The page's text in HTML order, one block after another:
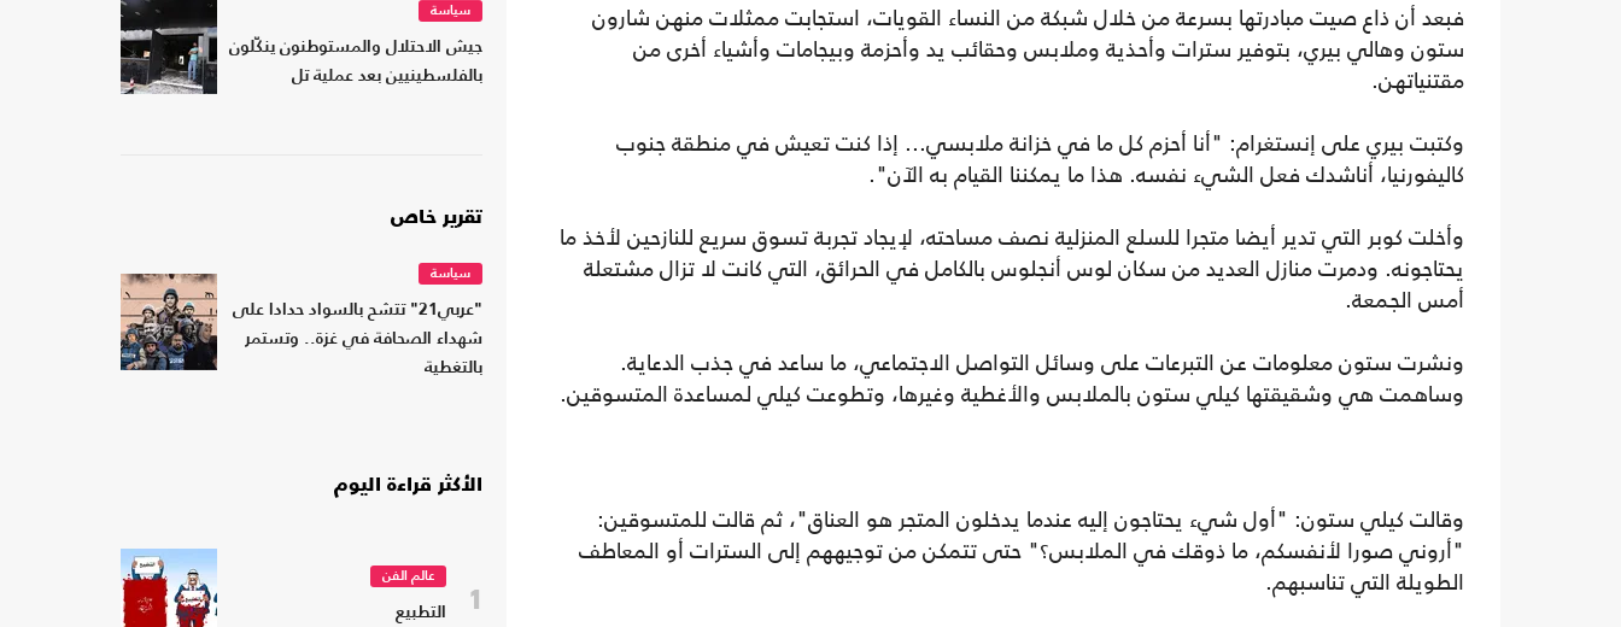
فبعد أن ذاع صيت مبادرتها بسرعة من خلال شبكة من النساء القويات، استجابت ممثلات منهن شارون
ستون وهالي بيري، بتوفير سترات وأحذية وملابس وحقائب يد وأحزمة وبيجامات وأشياء أخرى من
مقتنياتهن.
وكتبت بيري على إنستغرام: "أنا أحزم كل ما في خزانة ملابسي... إذا كنت تعيش في منطقة جنوب
كاليفورنيا، أناشدك فعل الشيء نفسه. هذا ما يمكننا القيام به الآن".
وأخلت كوبر التي تدير أيضا متجرا للسلع المنزلية نصف مساحته، لإيجاد تجربة تسوق سريع للنازحين لأخذ ما
يحتاجونه. ودمرت منازل العديد من سكان لوس أنجلوس بالكامل في الحرائق، التي كانت لا تزال مشتعلة
أمس الجمعة.
ونشرت ستون معلومات عن التبرعات على وسائل التواصل الاجتماعي، ما ساعد في جذب الدعاية.
وساهمت هي وشقيقتها كيلي ستون بالملابس والأغطية وغيرها، وتطوعت كيلي لمساعدة المتسوقين.
وقالت كيلي ستون: "أول شيء يحتاجون إليه عندما يدخلون المتجر هو العناق"، ثم قالت للمتسوقين:
"أروني صورا لأنفسكم، ما ذوقك في الملابس؟" حتى تتمكن من توجيههم إلى السترات أو المعاطف
الطويلة التي تناسبهم.
سياسة
جيش الاحتلال والمستوطنون ينكّلون
بالفلسطينيين بعد عملية تل
تقرير خاص
سياسة
"عربي21" تتشح بالسواد حدادا على
شهداء الصحافة في غزة.. وتستمر
بالتغطية
الأكثر قراءة اليوم
1
عالم الفن
التطبيع